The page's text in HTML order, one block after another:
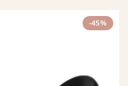
-45%